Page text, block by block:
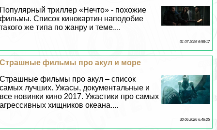
Популярный триллер «Нечто» - похожие
фильмы. Список кинокартин наподобие
такого же типа по жанру и теме....
01 07 2026 6:58:17
Страшные фильмы про акул и море
Страшные фильмы про акул – список
самых лучших. Ужасы, документальные и
все новинки кино 2017. Ужастики про самых
агрессивных хищников океана....
30 06 2026 6:46:25